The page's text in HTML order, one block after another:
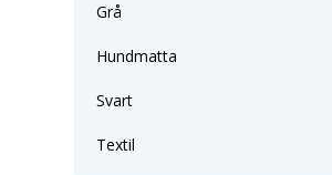
Grå
Hundmatta
Svart
Textil